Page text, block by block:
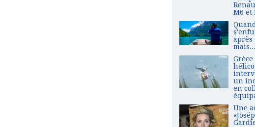
M6 et
après
mais...
Grèce
un
en
Une